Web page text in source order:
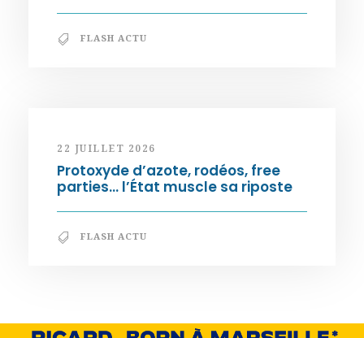
FLASH ACTU
22 JUILLET 2026
Protoxyde d’azote, rodéos, free
parties… l’État muscle sa riposte
FLASH ACTU